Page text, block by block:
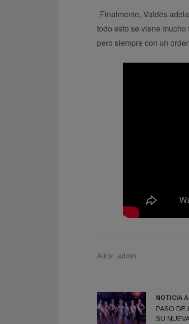
Finalmente, Valdés
todo esto se viene
pero siempre con un
Autor: admin
NOTICIA
PASO DE
SU